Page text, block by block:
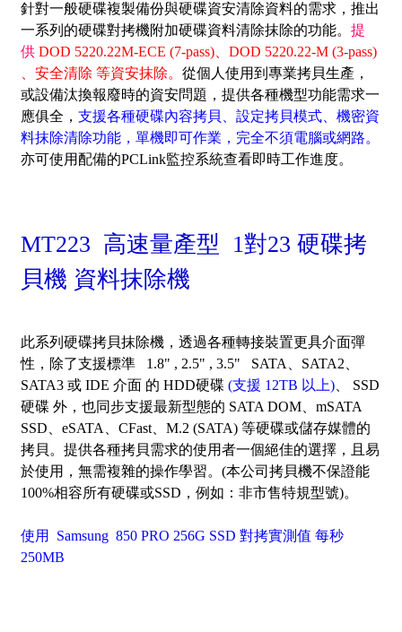
針對一般硬碟複製備份與硬碟資安清除資料的需求，推出
一系列的硬碟對拷機附加硬碟資料清除抹除的功能。 提
供DOD 5220.22M-ECE (7-pass)、DOD 5220.22-M (3-pass)
、安全清除 等資安抹除。 從個人使用到專業拷貝生產，
或設備汰換報廢時的資安問題，提供各種機型功能需求一
應俱全， 支援各種硬碟內容拷貝、設定拷貝模式、機密資
料抹除清除功能，單機即可作業，完全不須電腦或網路。
亦可使用配備的PCLink監控系統查看即時工作進度。
MT223 高速量產型 1對23 硬碟拷
貝機 資料抹除機
此系列硬碟拷貝抹除機，透過各種轉接裝置更具介面彈
性，除了支援標準 1.8" , 2.5" , 3.5" SATA、SATA2、
SATA3 或 IDE 介面 的 HDD硬碟 (支援 12TB 以上)、 SSD
硬碟 外，也同步支援最新型態的 SATA DOM、mSATA
SSD、eSATA、CFast、M.2 (SATA) 等硬碟或儲存媒體的
拷貝。提供各種拷貝需求的使用者一個絕佳的選擇，且易
於使用，無需複雜的操作學習。(本公司拷貝機不保證能
100%相容所有硬碟或SSD，例如：非市售特規型號)。
使用 Samsung 850 PRO 256G SSD 對拷實測值 每秒
250MB